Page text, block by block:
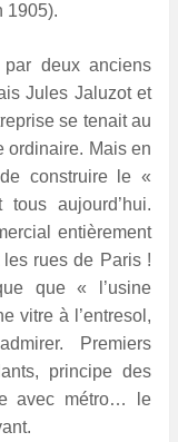
1905).
deux anciens
Jules Jaluzot et
se tenait au
ordinaire. Mais en
construire le «
aujourd’hui.
entièrement
rues de Paris !
que « l’usine
vitre à l’entresol,
Premiers
principe des
avec métro… le